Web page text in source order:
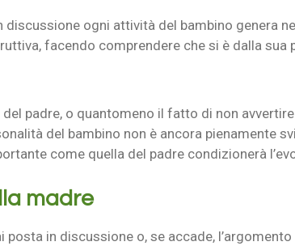
discussione ogni attività del bambino genera
facendo comprendere che si è dalla sua
padre, o quantomeno il fatto di non
del bambino non è ancora pienamente
come quella del padre condizionerà
madre
posta in discussione o, se accade,